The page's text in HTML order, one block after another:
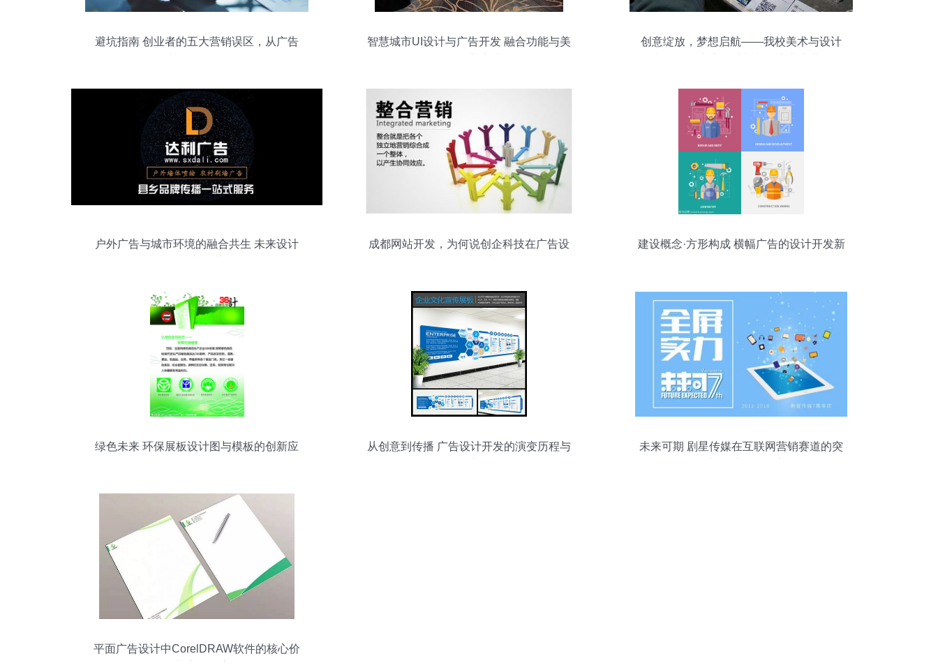
避坑指南 创业者的五大营销误区，从广告
智慧城市UI设计与广告开发 融合功能与美
创意绽放，梦想启航——我校美术与设计
户外广告与城市环境的融合共生 未来设计
成都网站开发，为何说创企科技在广告设
建设概念·方形构成 横幅广告的设计开发新
绿色未来 环保展板设计图与模板的创新应
从创意到传播 广告设计开发的演变历程与
未来可期 剧星传媒在互联网营销赛道的突
平面广告设计中CorelDRAW软件的核心价